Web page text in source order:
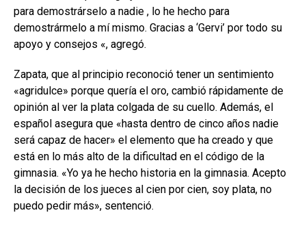
para demostrárselo a nadie , lo he hecho para
demostrármelo a mí mismo. Gracias a ‘Gervi’ por todo su
apoyo y consejos «, agregó.
Zapata, que al principio reconoció tener un sentimiento
«agridulce» porque quería el oro, cambió rápidamente de
opinión al ver la plata colgada de su cuello. Además, el
español asegura que «hasta dentro de cinco años nadie
será capaz de hacer» el elemento que ha creado y que
está en lo más alto de la dificultad en el código de la
gimnasia. «Yo ya he hecho historia en la gimnasia. Acepto
la decisión de los jueces al cien por cien, soy plata, no
puedo pedir más», sentenció.